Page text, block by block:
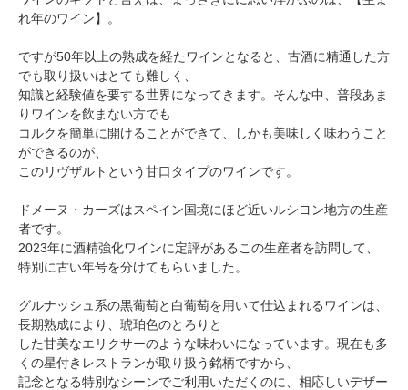
れ年のワイン】。
ですが50年以上の熟成を経たワインとなると、古酒に精通した方
でも取り扱いはとても難しく、
知識と経験値を要する世界になってきます。そんな中、普段あま
りワインを飲まない方でも
コルクを簡単に開けることができて、しかも美味しく味わうこと
ができるのが、
このリヴザルトという甘口タイプのワインです。
ドメーヌ・カーズはスペイン国境にほど近いルシヨン地方の生産
者です。
2023年に酒精強化ワインに定評があるこの生産者を訪問して、
特別に古い年号を分けてもらいました。
グルナッシュ系の黒葡萄と白葡萄を用いて仕込まれるワインは、
長期熟成により、琥珀色のとろりと
した甘美なエリクサーのような味わいになっています。現在も多
くの星付きレストランが取り扱う銘柄ですから、
記念となる特別なシーンでご利用いただくのに、相応しいデザー